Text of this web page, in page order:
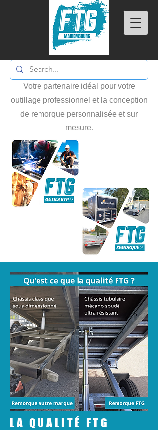
Votre partenaire idéal pour votre
outillage professionnel et la conception
de remorque personnalisée et sur
mesure.
LA QUALITÉ FTG